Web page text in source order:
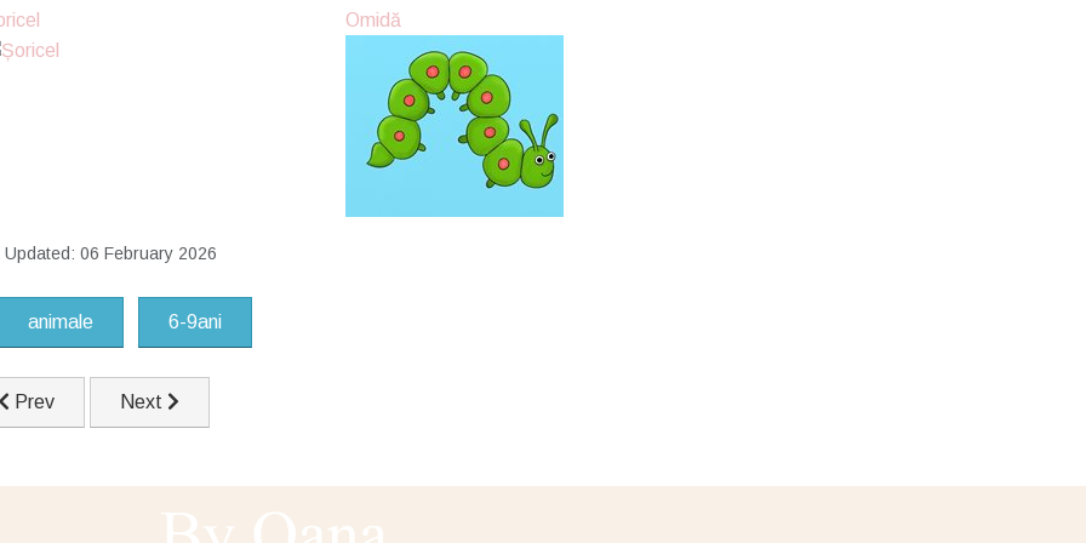
Omidă
Updated: 06 February 2026
animale 6-9ani
Previous article: Buburuza
Prev Next article: Briosa
Next